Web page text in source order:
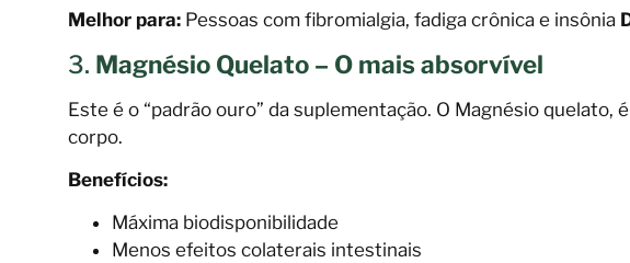
Melhor para: Pessoas com fibromialgia, fadiga crônica e insônia
3. Magnésio Quelato – O mais absorvível
Este é o “padrão ouro” da suplementação. O Magnésio
corpo.
Benefícios:
Máxima biodisponibilidade
Menos efeitos colaterais intestinais